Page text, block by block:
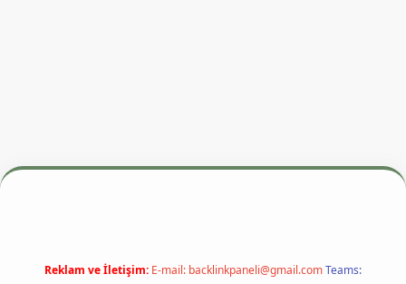
giriş adresibetexper.xyzm elexbet
Reklam ve İletişim: E-mail: backlinkpaneli@gmail.comTeams: